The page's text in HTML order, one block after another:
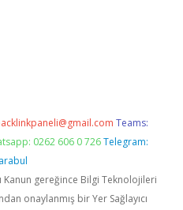
Teams:
0262 606 0 726 Telegram:
Kanun gereğince Bilgi Teknolojileri
onaylanmış bir Yer Sağlayıcı